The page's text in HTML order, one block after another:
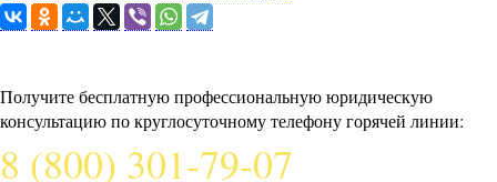
Получите бесплатную профессиональную юридическую
консультацию по круглосуточному телефону горячей линии:
8 (800) 301-79-07